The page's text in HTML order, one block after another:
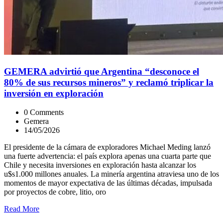
GEMERA advirtió que Argentina “desconoce el
80% de sus recursos mineros” y reclamó triplicar la
inversión en exploración
0 Comments
Gemera
14/05/2026
El presidente de la cámara de exploradores Michael Meding lanzó
una fuerte advertencia: el país explora apenas una cuarta parte que
Chile y necesita inversiones en exploración hasta alcanzar los
u$s1.000 millones anuales. La minería argentina atraviesa uno de los
momentos de mayor expectativa de las últimas décadas, impulsada
por proyectos de cobre, litio, oro
Read More